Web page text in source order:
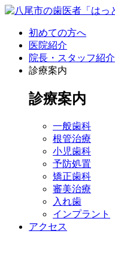
初めての方へ
医院紹介
院長・スタッフ紹介
診療案内
診療案内
一般歯科
根管治療
小児歯科
予防処置
矯正歯科
審美治療
入れ歯
インプラント
アクセス